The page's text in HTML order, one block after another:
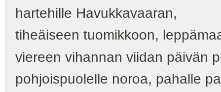
hartehille Havukkavaaran,
tiheäiseen tuomikkoon,
viereen vihannan viidan päivän
pohjoispuolelle noroa, pahalle